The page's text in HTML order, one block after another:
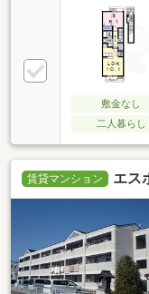
敷金なし
二人暮らし
賃貸マンション エス